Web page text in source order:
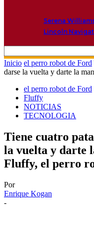
Serena
Lincoln
Inicio el perro robot de Ford
darse la vuelta y darte la
el perro robot de Ford
Fluffy
NOTICIAS
TECNOLOGIA
Tiene cuatro
la vuelta y darte
Fluffy, el perro
Por
Enrique Kogan
-